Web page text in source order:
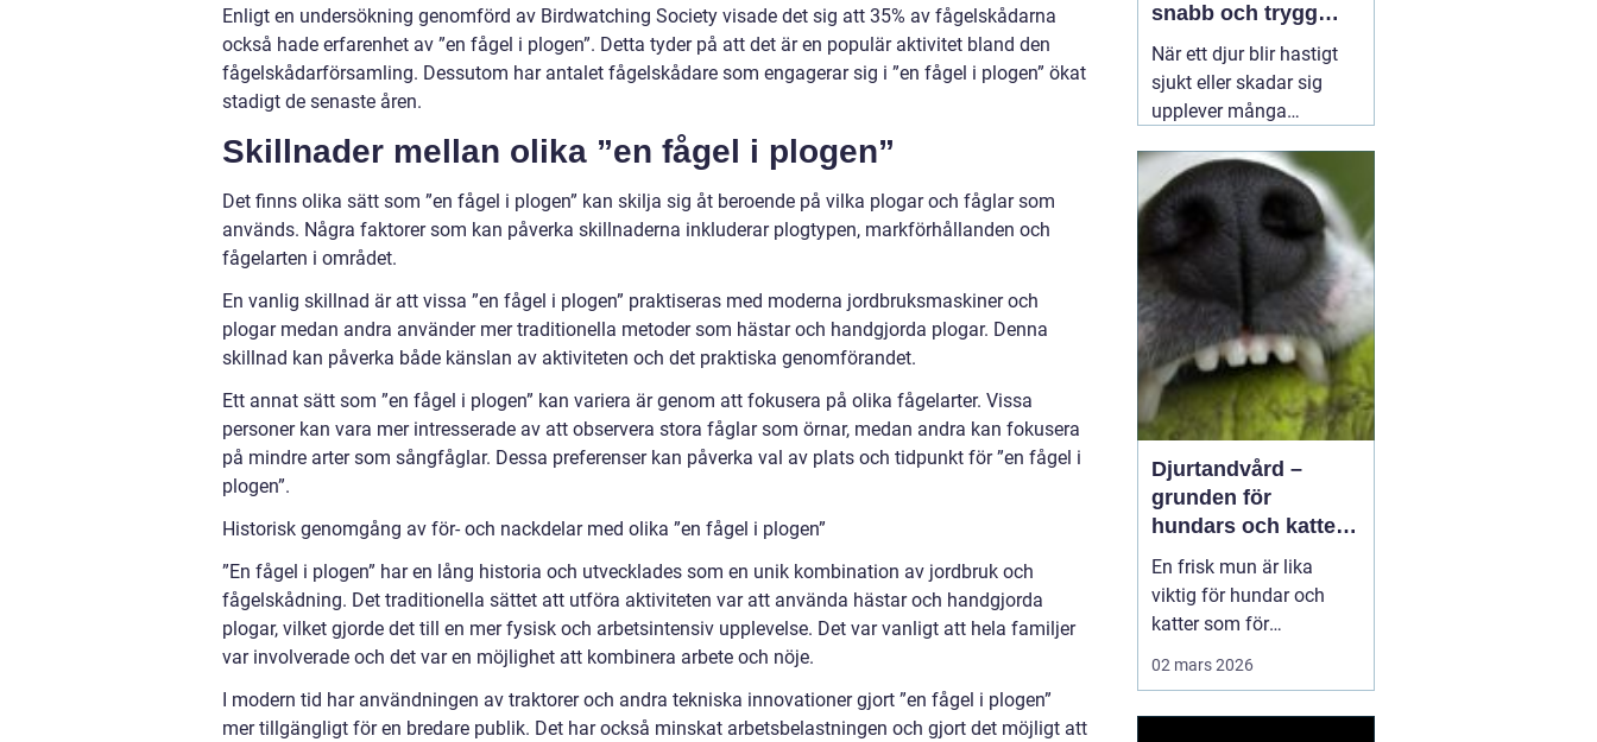
Enligt en undersökning genomförd av Birdwatching Society visade det sig att 35% av fågelskådarna
också hade erfarenhet av ”en fågel i plogen”. Detta tyder på att det är en populär aktivitet bland den
fågelskådarförsamling. Dessutom har antalet fågelskådare som engagerar sig i ”en fågel i plogen” ökat
stadigt de senaste åren.
Skillnader mellan olika ”en fågel i plogen”
Det finns olika sätt som ”en fågel i plogen” kan skilja sig åt beroende på vilka plogar och fåglar som
används. Några faktorer som kan påverka skillnaderna inkluderar plogtypen, markförhållanden och
fågelarten i området.
En vanlig skillnad är att vissa ”en fågel i plogen” praktiseras med moderna jordbruksmaskiner och
plogar medan andra använder mer traditionella metoder som hästar och handgjorda plogar. Denna
skillnad kan påverka både känslan av aktiviteten och det praktiska genomförandet.
Ett annat sätt som ”en fågel i plogen” kan variera är genom att fokusera på olika fågelarter. Vissa
personer kan vara mer intresserade av att observera stora fåglar som örnar, medan andra kan fokusera
på mindre arter som sångfåglar. Dessa preferenser kan påverka val av plats och tidpunkt för ”en fågel i
plogen”.
Historisk genomgång av för- och nackdelar med olika ”en fågel i plogen”
”En fågel i plogen” har en lång historia och utvecklades som en unik kombination av jordbruk och
fågelskådning. Det traditionella sättet att utföra aktiviteten var att använda hästar och handgjorda
plogar, vilket gjorde det till en mer fysisk och arbetsintensiv upplevelse. Det var vanligt att hela familjer
var involverade och det var en möjlighet att kombinera arbete och nöje.
I modern tid har användningen av traktorer och andra tekniska innovationer gjort ”en fågel i plogen”
mer tillgängligt för en bredare publik. Det har också minskat arbetsbelastningen och gjort det möjligt att
snabb och trygg
hjälp när djuret blir
sjukt
När ett djur blir hastigt
sjukt eller skadar sig
upplever många
av panik och
handlingsförlamning.
Hjärtat slår snabbare,
tusen frågor dyker upp
samtidigt och beslut
måste fattas direkt. I en
sådan situation kan 01
april 2026
Djurtandvård –
grunden för
hundars och katters
hälsa
En frisk mun är lika
viktig för hundar och
katter som för
02 mars 2026